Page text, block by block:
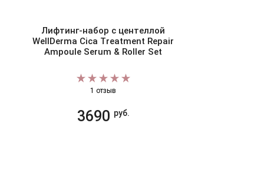
Лифтинг-набор с центеллой
WellDerma Cica Treatment Repair
Ampoule Serum & Roller Set
1 отзыв
3690 руб.